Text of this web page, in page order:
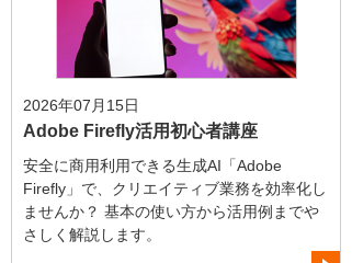
2026年07月15日
Adobe Firefly活用初心者講座
安全に商用利用できる生成AI「Adobe
Firefly」で、クリエイティブ業務を効率化し
ませんか？ 基本の使い方から活用例までや
さしく解説します。